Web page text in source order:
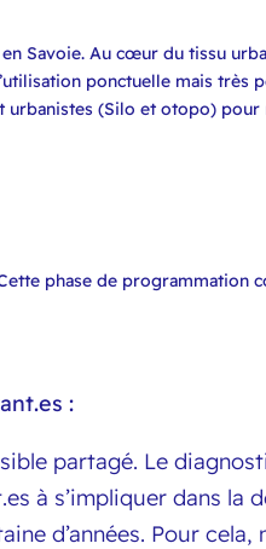
Au cœur du tissu
ponctuelle mais très
(Silo et otopo)
phase de programmation
:
partagé. Le
à s’impliquer dans la
d’années. Pour